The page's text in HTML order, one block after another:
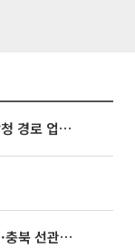
태풍 '돌핀' 오키나와 접근…일본기상청 경로 업데이트
추가 압수수색